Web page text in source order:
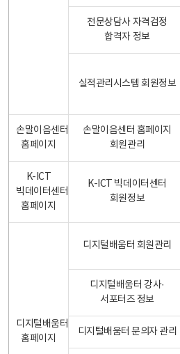
전문상담사 자격검정
합격자 정보
실적관리시스템 회원정보
손말이음센터
홈페이지
손말이음센터 홈페이지
회원관리
K-ICT
빅데이터센터
홈페이지
K-ICT 빅데이터센터
회원정보
디지털배움터
홈페이지
디지털배움터 회원관리
디지털배움터 강사·
서포터즈 정보
디지털배움터 문의자 관리